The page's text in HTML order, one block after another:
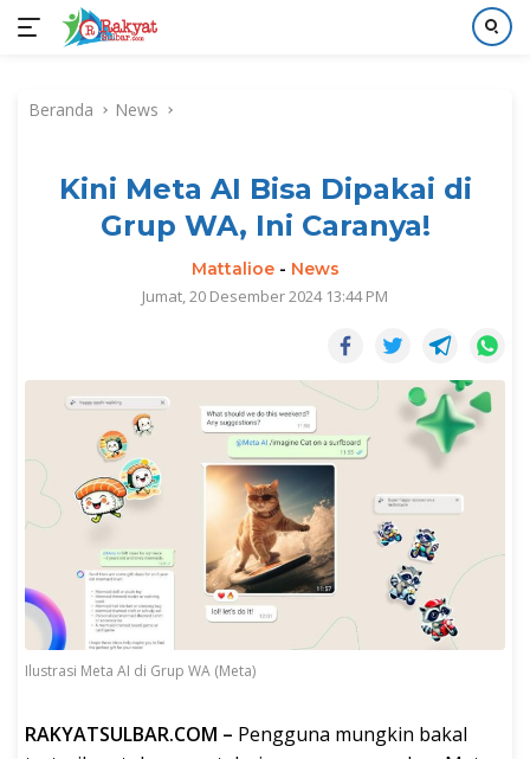
kontenBeranda News
Kini Meta AI Bisa Dipakai di
Grup WA, Ini Caranya!
Mattalioe- News
Jumat, 20 Desember 2024 13:44 PM
Ilustrasi Meta AI di Grup WA (Meta)
RAKYATSULBAR.COM – Pengguna mungkin bakal